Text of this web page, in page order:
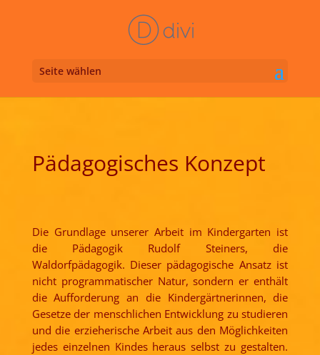
Seite wählen
Pädagogisches Konzept
Die Grundlage unserer Arbeit im Kindergarten ist
die Pädagogik Rudolf Steiners, die
Waldorfpädagogik. Dieser pädagogische Ansatz ist
nicht programmatischer Natur, sondern er enthält
die Aufforderung an die Kindergärtnerinnen, die
Gesetze der menschlichen Entwicklung zu studieren
und die erzieherische Arbeit aus den Möglichkeiten
jedes einzelnen Kindes heraus selbst zu gestalten.